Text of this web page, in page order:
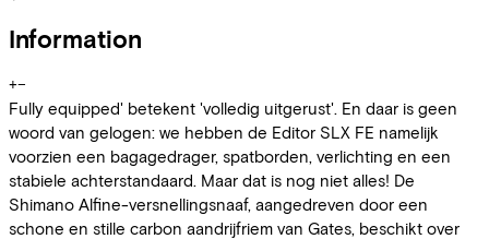
Information
+−
Fully equipped' betekent 'volledig uitgerust'. En daar is geen
woord van gelogen: we hebben de Editor SLX FE namelijk
voorzien een bagagedrager, spatborden, verlichting en een
stabiele achterstandaard. Maar dat is nog niet alles! De
Shimano Alfine-versnellingsnaaf, aangedreven door een
schone en stille carbon aandrijfriem van Gates, beschikt over